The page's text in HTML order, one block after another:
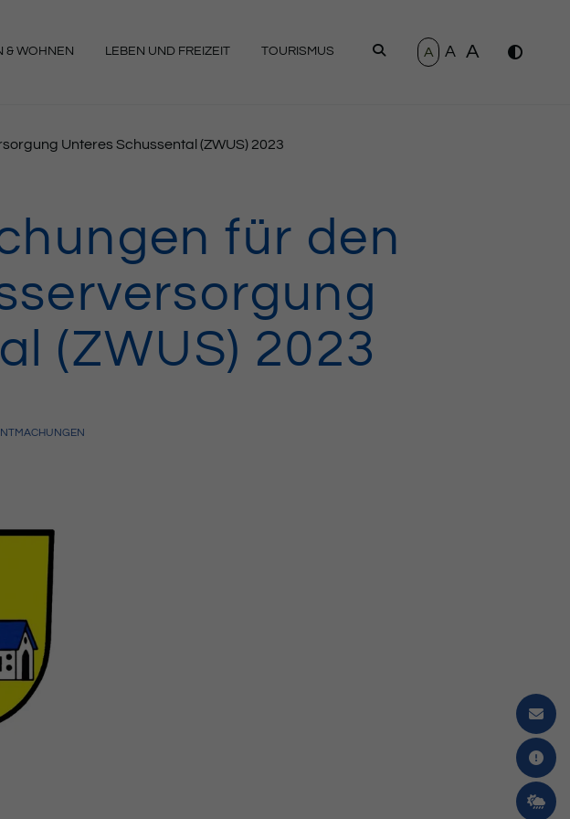
& WOHNEN LEBEN UND FREIZEIT TOURISMUS SUCHEN
A A A
Unteres Schussental (ZWUS) 2023
für den
(ZWUS) 2023